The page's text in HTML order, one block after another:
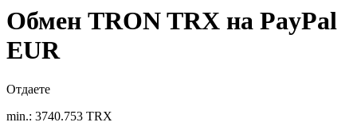
Обмен TRON TRX на PayPal
EUR
Отдаете
min.: 3740.753 TRX